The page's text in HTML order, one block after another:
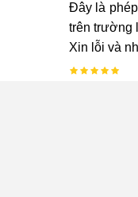
Đây là
trên trường
Xin lỗi và